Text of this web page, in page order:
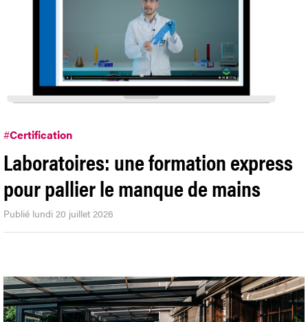
#Certification
Laboratoires: une formation express
pour pallier le manque de mains
Publié lundi 20 juillet 2026